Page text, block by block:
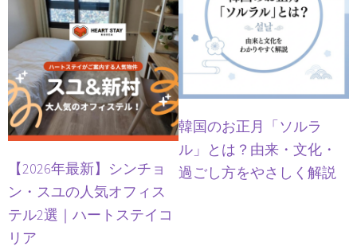
【2026年最新】シンチョ
ン・スユの人気オフィス
テル2選｜ハートステイコ
リア
韓国のお正月「ソルラ
ル」とは？由来・文化・
過ごし方をやさしく解説